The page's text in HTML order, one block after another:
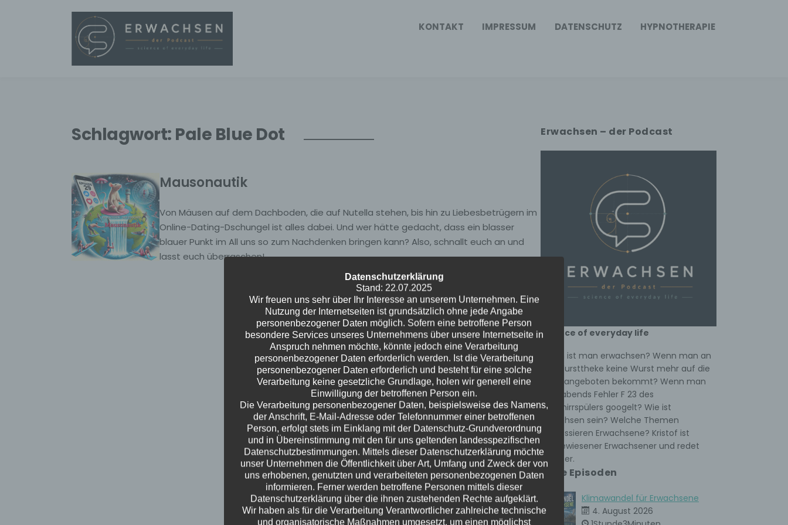
KONTAKT IMPRESSUM DATENSCHUTZ HYPNOTHERAPIE
Schlagwort: Pale Blue Dot
Mausonautik
Von Mäusen auf dem Dachboden, die auf Nutella stehen, bis hin zu Liebesbetrügern im
Online-Dating-Dschungel ist alles dabei. Und wer hätte gedacht, dass ein blasser
blauer Punkt im All uns so zum Nachdenken bringen kann? Also, schnallt euch an und
lasst euch überraschen!
Erwachsen – der Podcast
science of everyday life
Wann ist man erwachsen? Wenn man an
der Wursttheke keine Wurst mehr auf die
Hand angeboten bekommt? Wenn man
spät abends Fehler F 23 des
Geschirrspülers googelt? Wie ist
Erwachsen sein? Welche Themen
interessieren Erwachsene? Kristof ist
ausgewiesener Erwachsener und redet
darüber.
Neue Episoden
Klimawandel für Erwachsene
4. August 2026
Datenschutzerklärung
Stand: 22.07.2025
Wir freuen uns sehr über Ihr Interesse an unserem Unternehmen. Eine
Nutzung der Internetseiten ist grundsätzlich ohne jede Angabe
personenbezogener Daten möglich. Sofern eine betroffene Person
besondere Services unseres Unternehmens über unsere Internetseite in
Anspruch nehmen möchte, könnte jedoch eine Verarbeitung
personenbezogener Daten erforderlich werden. Ist die Verarbeitung
personenbezogener Daten erforderlich und besteht für eine solche
Verarbeitung keine gesetzliche Grundlage, holen wir generell eine
Einwilligung der betroffenen Person ein.
Die Verarbeitung personenbezogener Daten, beispielsweise des Namens,
der Anschrift, E-Mail-Adresse oder Telefonnummer einer betroffenen
Person, erfolgt stets im Einklang mit der Datenschutz-Grundverordnung
und in Übereinstimmung mit den für uns geltenden landesspezifischen
Datenschutzbestimmungen. Mittels dieser Datenschutzerklärung möchte
unser Unternehmen die Öffentlichkeit über Art, Umfang und Zweck der von
uns erhobenen, genutzten und verarbeiteten personenbezogenen Daten
informieren. Ferner werden betroffene Personen mittels dieser
Datenschutzerklärung über die ihnen zustehenden Rechte aufgeklärt.
Wir haben als für die Verarbeitung Verantwortlicher zahlreiche technische
und organisatorische Maßnahmen umgesetzt, um einen möglichst